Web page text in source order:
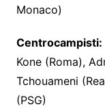
Monaco)
Centrocampisti:
Kone (Roma),
Tchouameni
(PSG)